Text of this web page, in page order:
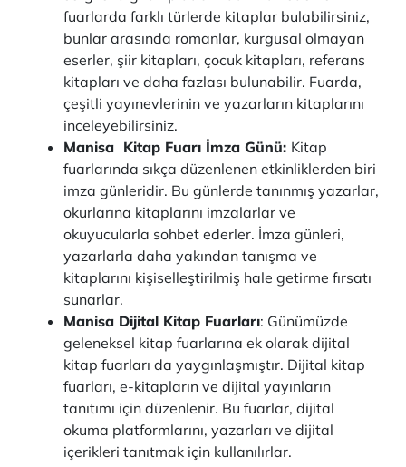
fuarlarda farklı türlerde kitaplar bulabilirsiniz,
bunlar arasında romanlar, kurgusal olmayan
eserler, şiir kitapları, çocuk kitapları, referans
kitapları ve daha fazlası bulunabilir. Fuarda,
çeşitli yayınevlerinin ve yazarların kitaplarını
inceleyebilirsiniz.
Manisa Kitap Fuarı İmza Günü: Kitap
fuarlarında sıkça düzenlenen etkinliklerden biri
imza günleridir. Bu günlerde tanınmış yazarlar,
okurlarına kitaplarını imzalarlar ve
okuyucularla sohbet ederler. İmza günleri,
yazarlarla daha yakından tanışma ve
kitaplarını kişiselleştirilmiş hale getirme fırsatı
sunarlar.
Manisa Dijital Kitap Fuarları: Günümüzde
geleneksel kitap fuarlarına ek olarak dijital
kitap fuarları da yaygınlaşmıştır. Dijital kitap
fuarları, e-kitapların ve dijital yayınların
tanıtımı için düzenlenir. Bu fuarlar, dijital
okuma platformlarını, yazarları ve dijital
içerikleri tanıtmak için kullanılırlar.